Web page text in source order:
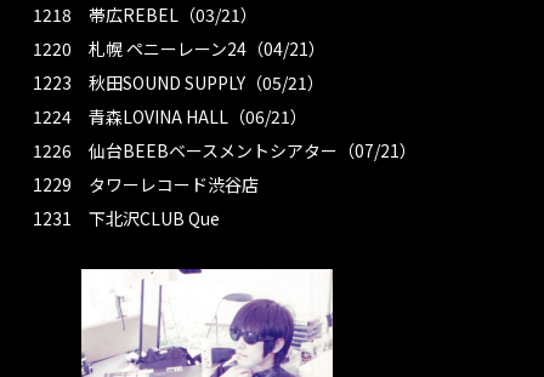
1218 帯広REBEL（03/21）
1220 札幌 ペニーレーン24（04/21）
1223 秋田SOUND SUPPLY（05/21）
1224 青森LOVINA HALL（06/21）
1226 仙台BEEBベースメントシアター（07/21）
1229 タワーレコード渋谷店
1231 下北沢CLUB Que